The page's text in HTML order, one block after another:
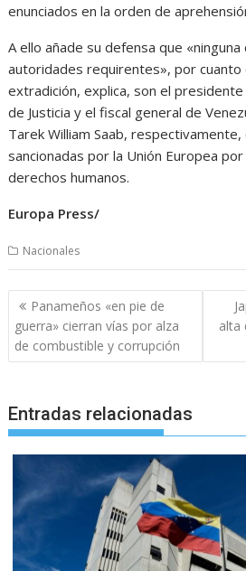
enunciados en la orden de
A ello añade su defensa que
autoridades requirentes», por cuanto
extradición, explica, son el
de Justicia y el fiscal general de
Tarek William Saab,
sancionadas por la Unión Europea
derechos humanos.
Europa Press/
Nacionales
Navegación
de
entradas
Panameños «en pie de
guerra» cierran vías por alza
de combustible y corrupción
alta
Entradas relacionadas